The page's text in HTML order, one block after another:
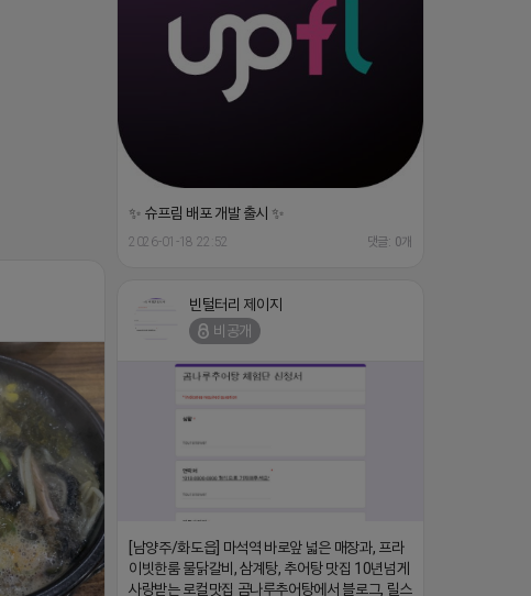
✨ 슈프림 배포 개발 출시 ✨
2026-01-18 22:52 댓글: 0개
빈털터리 제이지
비공개
[남양주/화도읍] 마석역 바로앞 넓은 매장과, 프라
이빗한룸 물닭갈비, 삼계탕, 추어탕 맛집 10년넘게
사랑받는 로컬맛집 곰나루추어탕에서 블로그, 릴스